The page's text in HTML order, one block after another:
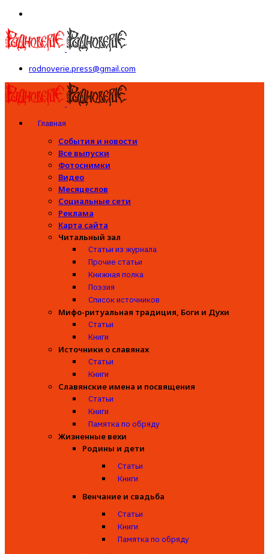
rodnoverie.press@gmail.com
Главная
События и новости
Все выпуски
Фотоснимки
Видео
Месяцеслов
Социальные сети
Реклама
Карта сайта
Читальный зал
Статьи из журнала
Прочие статьи
Книжная полка
Поэзия
Список источников
Мифо-ритуальная традиция, Боги и Духи
Статьи
Книги
Источники о славянах
Статьи
Книги
Славянские имена и посвящения
Статьи
Книги
Памятка по обряду
Жизненные вехи
Родины и дети
Статьи
Книги
Венчание и свадьба
Статьи
Книги
Памятка по обряду